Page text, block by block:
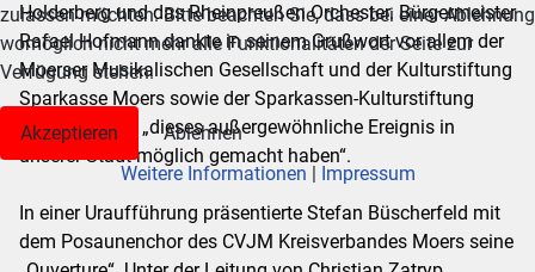
Holderberg und das Rheinpreußen Orchester. Bürgermeister
Rafael Hofmann dankte in seinem Grußwort vor allem der
Moerser Musikalischen Gesellschaft und der Kulturstiftung
Sparkasse Moers sowie der Sparkassen-Kulturstiftung
Rheinland, die „dieses außergewöhnliche Ereignis in
unserer Stadt möglich gemacht haben“.
In einer Uraufführung präsentierte Stefan Büscherfeld mit
dem Posaunenchor des CVJM Kreisverbandes Moers seine
zulassen möchten. Bitte beachten Sie, dass bei einer Ablehnung
womöglich nicht mehr alle Funktionalitäten der Seite zur
Verfügung stehen.
Akzeptieren
Ablehnen
Weitere Informationen | Impressum